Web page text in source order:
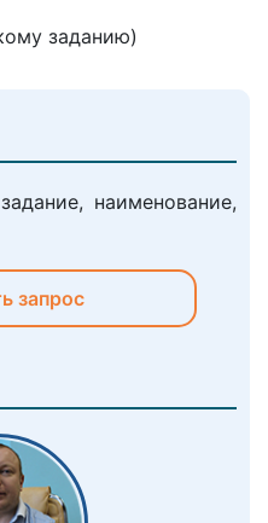
заданию)
наименование,
запрос